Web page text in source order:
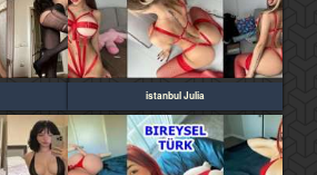
istanbul Julia